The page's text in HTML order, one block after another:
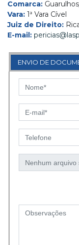
Comarca:
Vara: 1ª Vara Cível
Juiz de Direito:
E-mail:
ENVIO DE